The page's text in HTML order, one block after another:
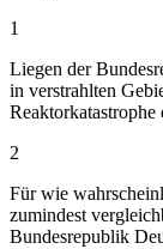
1
Liegen der
in verstrahlten
2
Für wie
zumindest
Bundesrepublik